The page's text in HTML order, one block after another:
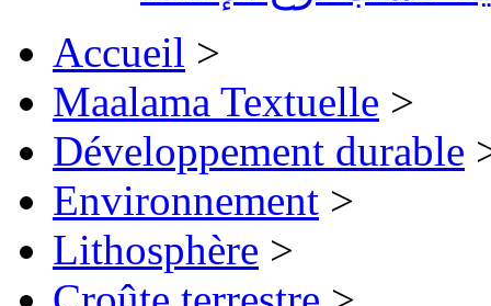
Accueil >
Maalama Textuelle >
Développement durable
Environnement >
Lithosphère >